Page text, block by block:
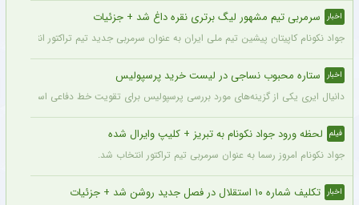
اخبار سرمربی تیم مشهور لیگ برتری نقره داغ شد + جزئیات
جواد نکونام کاپیتان پیشین تیم ملی ایران به عنوان سرمربی جدید تیم تراکتور انتخاب شد.
اخبار ستاره محبوب نساجی در لیست خرید پرسپولیس
دانیال ایری یکی از گزینه‌های مورد بررسی پرسپولیس برای تقویت خط دفاعی است؛ با
فیلم لحظه ورود جواد نکونام به تبریز + کلیپ وایرال شده
جواد نکونام امروز رسما به عنوان سرمربی تیم تراکتور انتخاب شد.
اخبار تکلیف شماره ۱۰ استقلال در فصل جدید روشن شد + جزئیات